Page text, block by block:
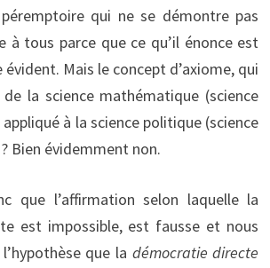
qui ne se démontre pas
à tous parce que ce qu’il énonce est
Mais le concept d’axiome, qui
la science mathématique (science
à la science politique (science
Bien évidemment non.
que l’affirmation selon laquelle la
est impossible, est fausse et nous
que la démocratie directe